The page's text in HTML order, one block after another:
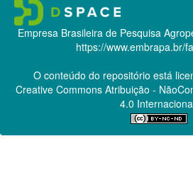
Empresa Brasileira de Pesquisa
https://www.embrapa.br/
O conteúdo do repositório está
Creative CommonsAtribuição -
4.0